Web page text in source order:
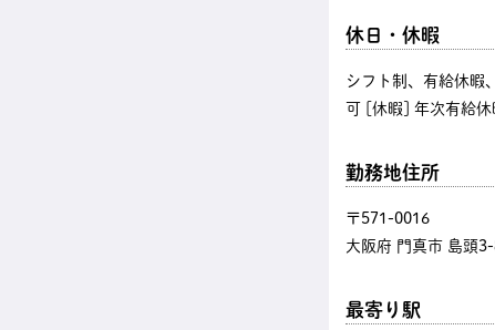
休日・休暇
シフト制、有給休暇
可 [休暇] 年次有給休
勤務地住所
〒571-0016
大阪府 門真市 島頭
最寄り駅